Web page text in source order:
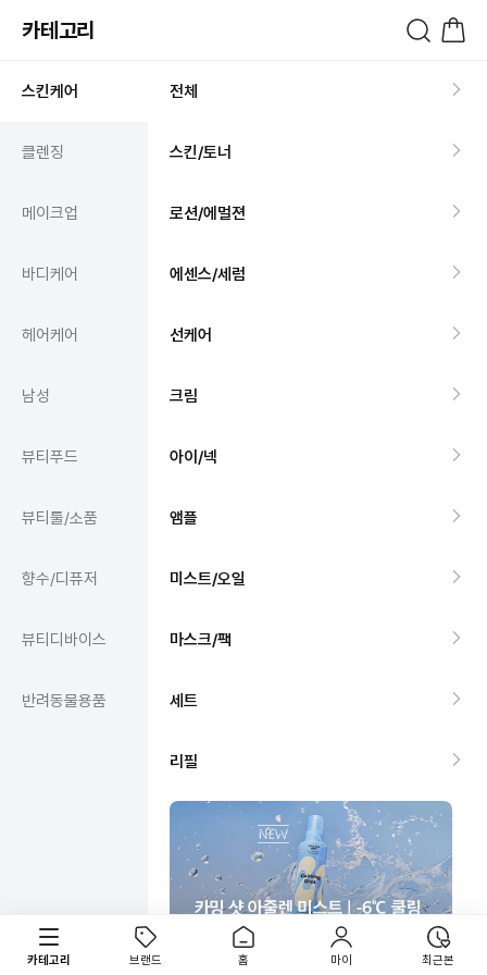
카테고리
스킨케어
클렌징
메이크업
바디케어
헤어케어
남성
뷰티푸드
뷰티툴/소품
향수/디퓨저
뷰티디바이스
반려동물용품
전체
스킨/토너
로션/에멀젼
에센스/세럼
선케어
크림
아이/넥
앰플
미스트/오일
마스크/팩
세트
리필
카테고리 브랜드 홈 마이 최근본